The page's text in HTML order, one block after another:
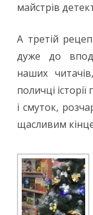
майстрів
А третій
дуже до
наших
поличці
і смуток,
щасливим